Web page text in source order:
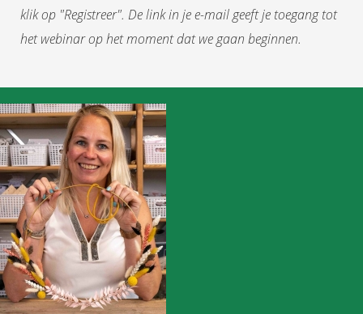
klik op "Registreer". De link in je e-mail geeft je toegang tot
het webinar op het moment dat we gaan beginnen.